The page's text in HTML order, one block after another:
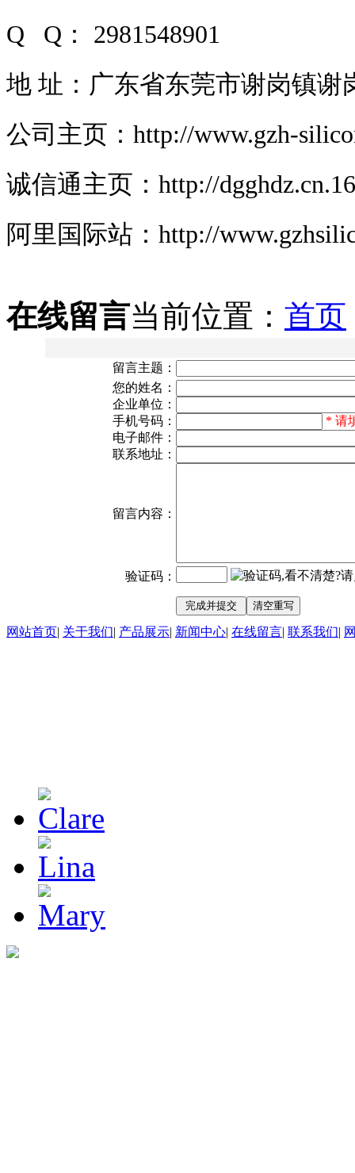
Q Q： 2981548901
地 址： 广东省东莞市谢岗镇谢
公司主页：http://www.gzh-
诚信通主页：http://
阿里国际站：http://
在线留言当前位置： 首页
留言主题：
您的姓名：
企业单位：
手机号码：
* 请
电子邮件：
联系地址：
留言内容：
验证码：
网站首页| 关于我们| 产品展示| 新闻中心| 在线留言| 联系我们|